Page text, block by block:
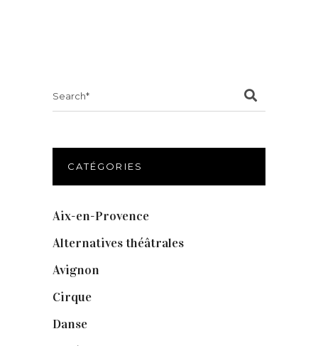
CATÉGORIES
Aix-en-Provence
Alternatives théâtrales
Avignon
Cirque
Danse